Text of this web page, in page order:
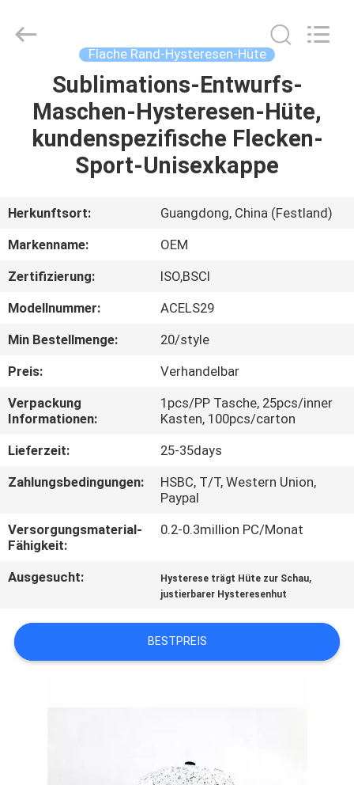
HAUS
PRODUKTE
UNS
AUSFLUG
QUALITÄTSKONTROLLE
TRETEN
SIE
MIT
UNS
VERBINDUNG
NACHRICHTEN
FÄLLE
Ltd..
Flache Rand-Hysteresen-Hüte
Sublimations-Entwurfs-
Maschen-Hysteresen-Hüte,
kundenspezifische Flecken-
Sport-Unisexkappe
Herkunftsort:
Guangdong, China (Festland)
Markenname:
OEM
Zertifizierung:
ISO,BSCI
Modellnummer:
ACELS29
Min Bestellmenge:
20/style
Preis:
Verhandelbar
Verpackung
Informationen:
1pcs/PP Tasche, 25pcs/inner
Kasten, 100pcs/carton
Lieferzeit:
25-35days
Zahlungsbedingungen:
HSBC, T/T, Western Union,
Paypal
Versorgungsmaterial-
Fähigkeit:
0.2-0.3million PC/Monat
Ausgesucht: Hysterese trägt Hüte zur Schau,
justierbarer Hysteresenhut
BESTPREIS